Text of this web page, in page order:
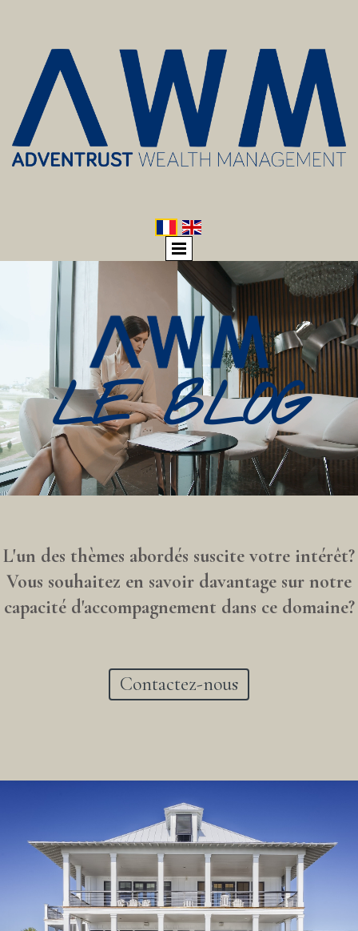
LE BLOG
L'un des thèmes abordés suscite votre intérêt?
Vous souhaitez en savoir davantage sur notre
capacité d'accompagnement dans ce domaine?
Contactez-nous